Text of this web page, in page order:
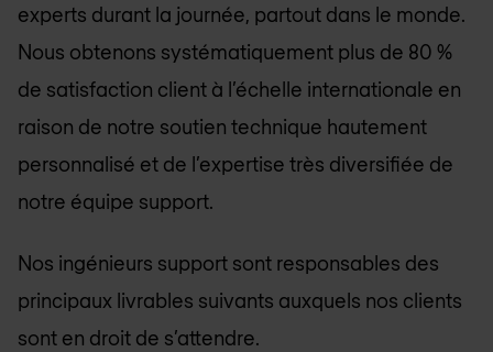
experts durant la journée, partout dans le monde.
Nous obtenons systématiquement plus de 80 %
de satisfaction client à l’échelle internationale en
raison de notre soutien technique hautement
personnalisé et de l’expertise très diversifiée de
notre équipe support.
Nos ingénieurs support sont responsables des
principaux livrables suivants auxquels nos clients
sont en droit de s’attendre.